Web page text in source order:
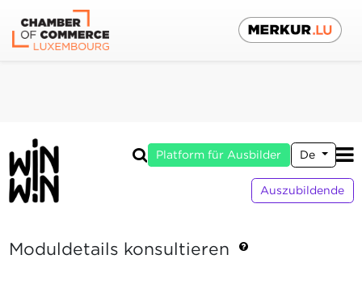
Platform für Ausbilder De
Auszubildende
Moduldetails konsultieren